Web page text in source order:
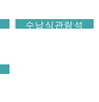
수납식관람석